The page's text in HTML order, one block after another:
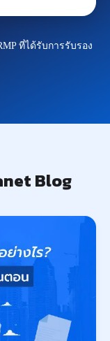
ที่ได้รับการรับรอง
Blog